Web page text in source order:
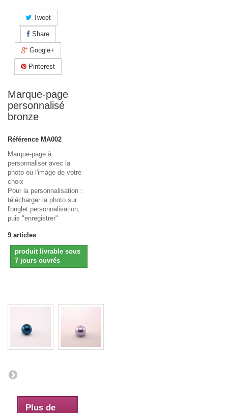
Tweet
Share
Google+
Pinterest
Marque-page
personnalisé
bronze
Référence MA002
Marque-page à
personnaliser avec la
photo ou l'image de votre
choix
Pour la personnalisation :
télécharger la photo sur
l'onglet personnalisation,
puis "enregistrer"
9 articles
produit livrable sous
7 jours ouvrés
Plus de